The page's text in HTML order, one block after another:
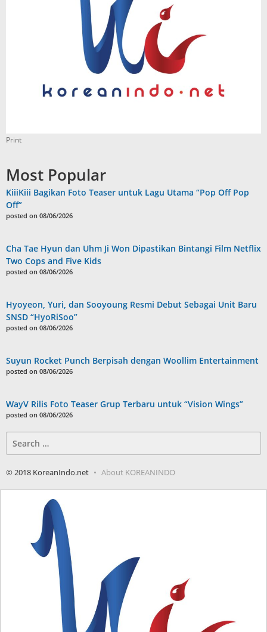
Print
Most Popular
KiiiKiii Bagikan Foto Teaser untuk Lagu Utama “Pop Off Pop
Off”
posted on 08/06/2026
Cha Tae Hyun dan Uhm Ji Won Dipastikan Bintangi Film Netflix
Two Cops and Five Kids
posted on 08/06/2026
Hyoyeon, Yuri, dan Sooyoung Resmi Debut Sebagai Unit Baru
SNSD “HyoRiSoo”
posted on 08/06/2026
Suyun Rocket Punch Berpisah dengan Woollim Entertainment
posted on 08/06/2026
WayV Rilis Foto Teaser Grup Terbaru untuk “Vision Wings”
posted on 08/06/2026
for:
© 2018 KoreanIndo.net About KOREANINDO